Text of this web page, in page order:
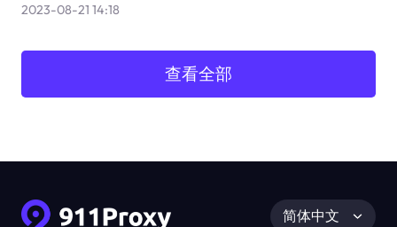
2023-08-21 14:18
查看全部
简体中文